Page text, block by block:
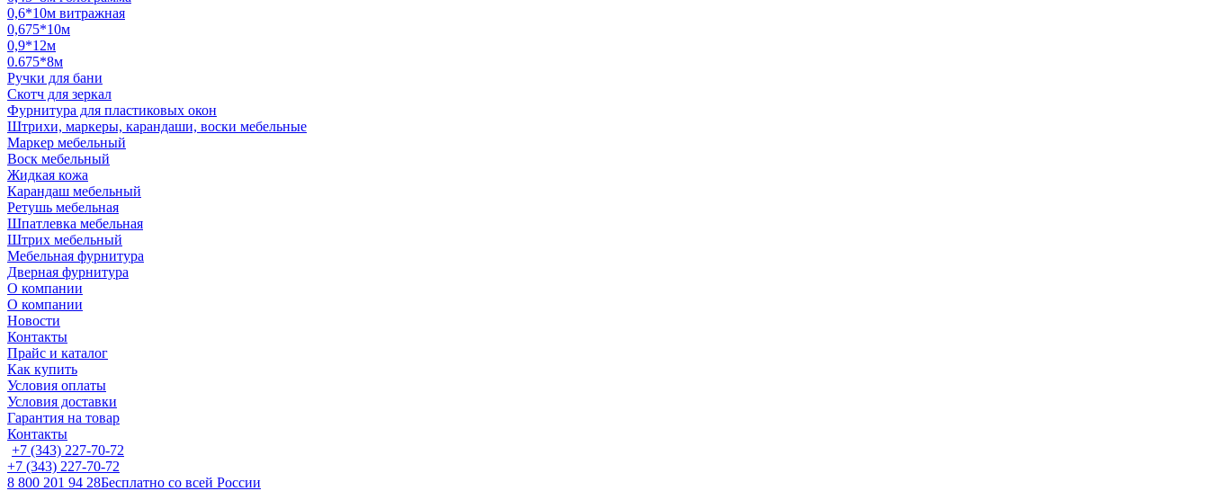
0,6*10м витражная
0,675*10м
0,9*12м
0.675*8м
Ручки для бани
Скотч для зеркал
Фурнитура для пластиковых окон
Штрихи, маркеры, карандаши, воски мебельные
Маркер мебельный
Воск мебельный
Жидкая кожа
Карандаш мебельный
Ретушь мебельная
Шпатлевка мебельная
Штрих мебельный
Мебельная фурнитура
Дверная фурнитура
О компании
О компании
Новости
Контакты
Прайс и каталог
Как купить
Условия оплаты
Условия доставки
Гарантия на товар
Контакты
+7 (343) 227-70-72
+7 (343) 227-70-72
8 800 201 94 28Бесплатно со всей России